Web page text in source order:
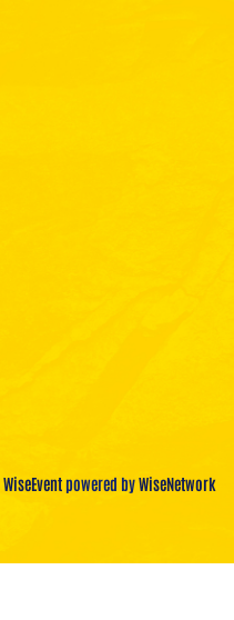
WiseEventpowered byWiseNetwork